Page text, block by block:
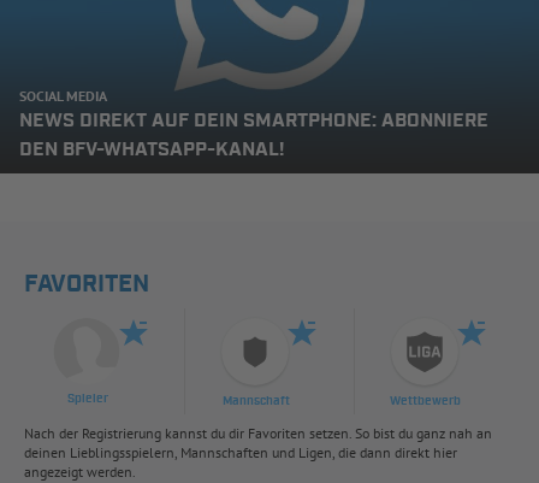
SOCIAL MEDIA
NEWS DIREKT AUF DEIN SMARTPHONE: ABONNIERE
DEN BFV-WHATSAPP-KANAL!
FAVORITEN
Spieler Mannschaft Wettbewerb
Nach der Registrierung kannst du dir Favoriten setzen. So bist du ganz nah an
deinen Lieblingsspielern, Mannschaften und Ligen, die dann direkt hier
angezeigt werden.